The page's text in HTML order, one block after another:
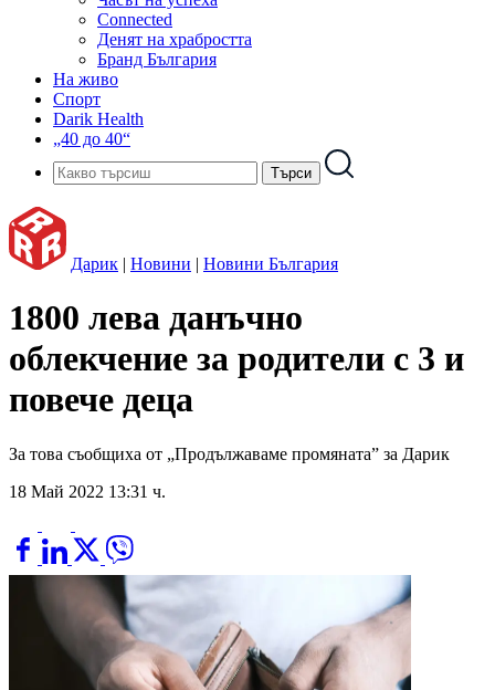
Connected
Денят на храбростта
Бранд България
На живо
Спорт
Darik Health
„40 до 40“
Дарик | Новини | Новини България
1800 лева данъчно
облекчение за родители с 3 и
повече деца
За това съобщиха от „Продължаваме промяната” за Дарик
18 Май 2022 13:31 ч.